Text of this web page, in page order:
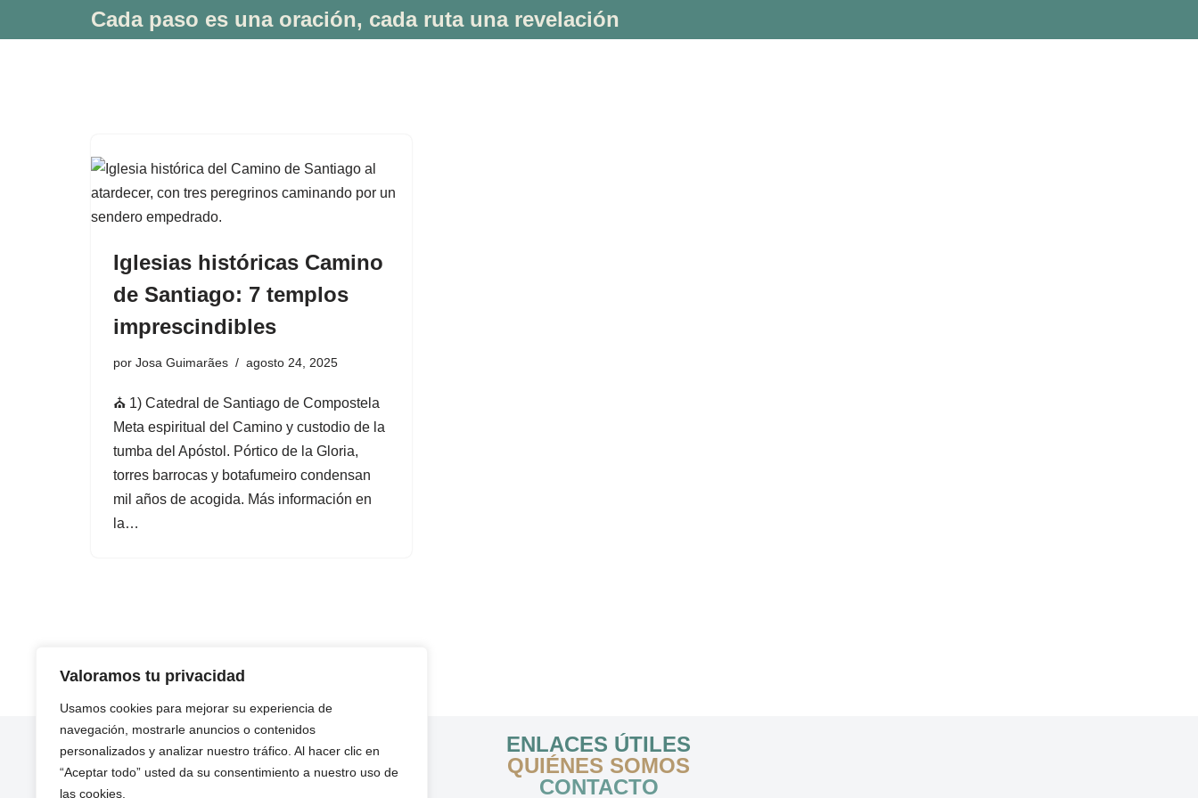
Valoramos tu privacidad
Usamos cookies para mejorar su experiencia de
navegación, mostrarle anuncios o contenidos
personalizados y analizar nuestro tráfico. Al hacer clic en
“Aceptar todo” usted da su consentimiento a nuestro uso de
las cookies.
Cada paso es una oración, cada ruta una revelación
Iglesias históricas Camino
de Santiago: 7 templos
imprescindibles
por Josa Guimarães agosto 24, 2025
⛪ 1) Catedral de Santiago de Compostela
Meta espiritual del Camino y custodio de la
tumba del Apóstol. Pórtico de la Gloria,
torres barrocas y botafumeiro condensan
mil años de acogida. Más información en
la…
ENLACES ÚTILES
QUIÉNES SOMOS
CONTACTO